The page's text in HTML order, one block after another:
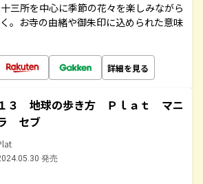
三所を中心に季節の花々を楽しみながら
。お寺の由緒や御朱印に込められた意味
詳細を見る
３ 地球の歩き方 Ｐｌａｔ マニ
セブ
発売